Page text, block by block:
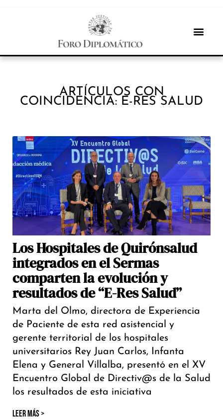
ARTÍCULOS CON
COINCIDENCIA: E-RES SALUD
Los Hospitales de Quirónsalud
integrados en el Sermas
comparten la evolución y
resultados de “E-Res Salud”
Marta del Olmo, directora de Experiencia
de Paciente de esta red asistencial y
gerente territorial de los hospitales
universitarios Rey Juan Carlos, Infanta
Elena y General Villalba, presentó en el XV
Encuentro Global de Directiv@s de la Salud
los resultados de esta iniciativa
LEER MÁS >